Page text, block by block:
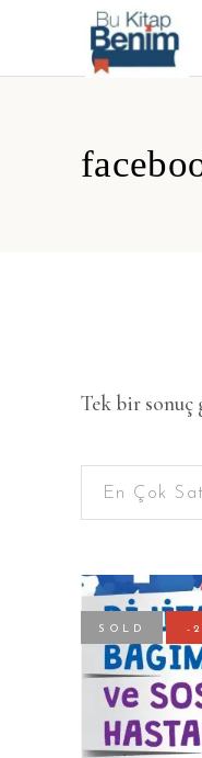
Tek bir
-
SOLD